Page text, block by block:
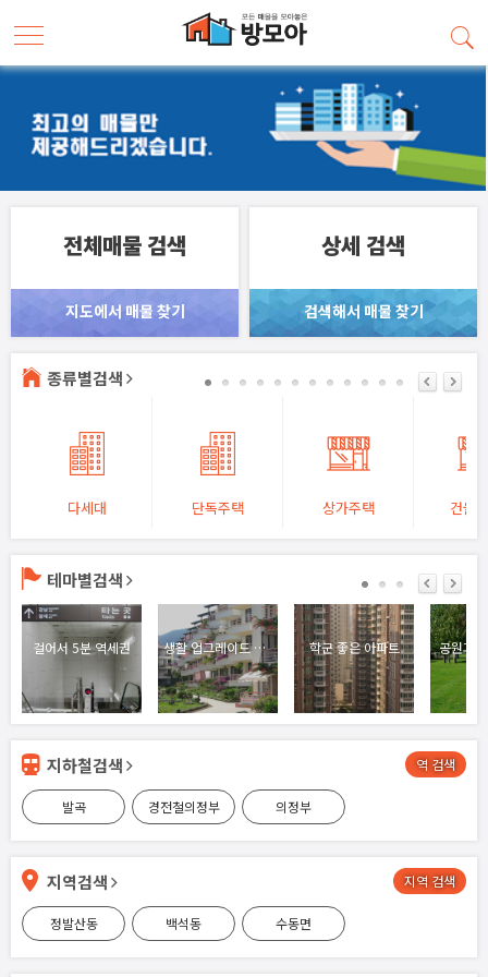
전체매물 검색
지도에서 매물 찾기
상세 검색
검색해서 매물 찾기
종류별검색
다세대 단독주택 상가주택 건물/
테마별검색
걸어서 5분 역세권 생활 업그레이드 고급 주택 학군 좋은 아파트 공원과
지하철검색 역 검색
발곡 경전철의정부 의정부
지역검색 지역 검색
정발산동 백석동 수동면